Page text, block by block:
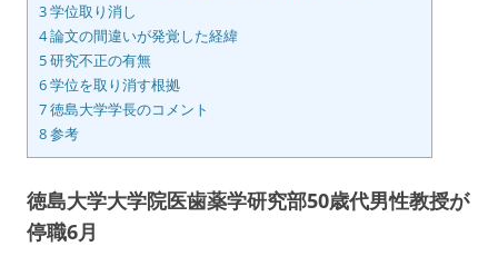
3学位取り消し
4論文の間違いが発覚した経緯
5研究不正の有無
6学位を取り消す根拠
7徳島大学学長のコメント
8参考
徳島大学大学院医歯薬学研究部50歳代男性教授が
停職6月